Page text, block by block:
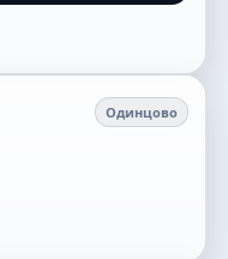
Одинцово